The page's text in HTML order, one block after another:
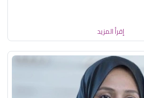
إقرأ المزيد